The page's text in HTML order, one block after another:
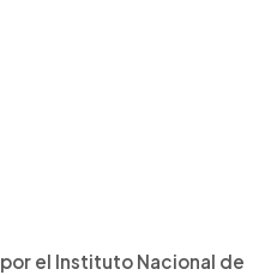
el Instituto Nacional de